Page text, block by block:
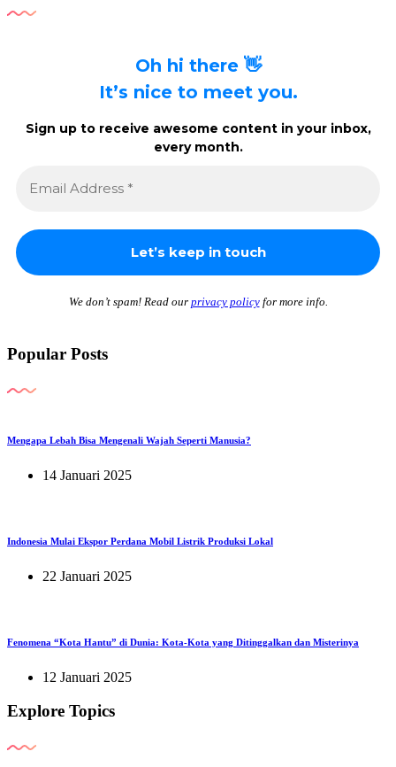
Oh hi there 👋
It’s nice to meet you.
Sign up to receive awesome content in your inbox,
every month.
We don’t spam! Read our privacy policyfor more info.
Popular Posts
Mengapa Lebah Bisa Mengenali Wajah Seperti Manusia?
14 Januari 2025
Indonesia Mulai Ekspor Perdana Mobil Listrik Produksi Lokal
22 Januari 2025
Fenomena “Kota Hantu” di Dunia: Kota-Kota yang Ditinggalkan dan Misterinya
12 Januari 2025
Explore Topics